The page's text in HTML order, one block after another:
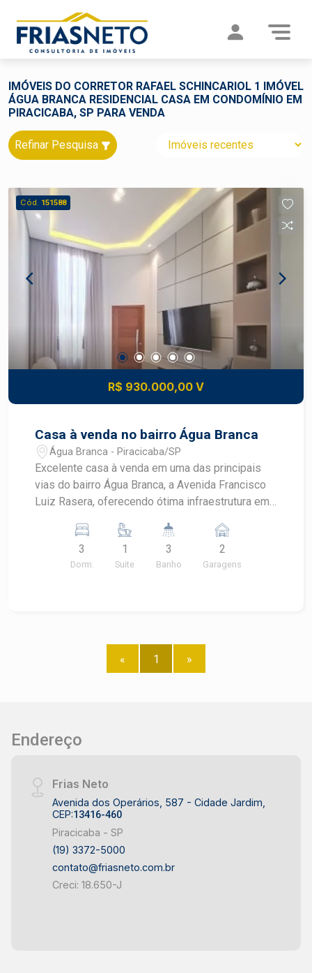
IMÓVEIS DO CORRETOR RAFAEL SCHINCARIOL 1 IMÓVEL
ÁGUA BRANCA RESIDENCIAL CASA EM CONDOMÍNIO EM
PIRACICABA, SP PARA VENDA
Refinar Pesquisa
Cód. 151588
R$ 930.000,00 V
Casa à venda no bairro Água Branca
Água Branca - Piracicaba/SP
Excelente casa à venda em uma das principais
vias do bairro Água Branca, a Avenida Francisco
Luiz Rasera, oferecendo ótima infraestrutura em
distância. - 133,35m² de área útil; - 3 dormitórios,
sendo 1 suíte; - Sala de TV integrada com a
cozinha planejada; - Banheiro social; - Lavanderia;
Piracicaba. Agende sua visita!
3
Dorm.
1
Suite
3
Banho
2
Garagens
« 1 »
Endereço
Frias Neto
Avenida dos Operários, 587 - Cidade Jardim,
CEP:13416-460
Piracicaba - SP
(19) 3372-5000
contato@friasneto.com.br
Creci: 18.650-J